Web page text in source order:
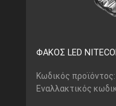
ΦΑΚΟΣ LED
Κωδικός προϊόντος:
Εναλλακτικός